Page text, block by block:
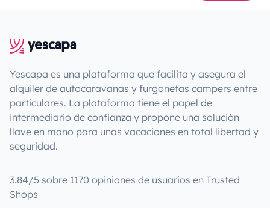
Yescapa es una plataforma que facilita y asegura el
alquiler de autocaravanas y furgonetas campers entre
particulares. La plataforma tiene el papel de
intermediario de confianza y propone una solución
llave en mano para unas vacaciones en total libertad y
seguridad.
3.84/5 sobre 1170 opiniones de usuarios en Trusted
Shops